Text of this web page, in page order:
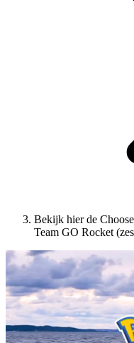
Bekijk hier de
Team GO Rocket